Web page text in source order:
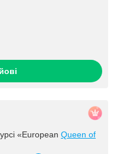
«European Queen of